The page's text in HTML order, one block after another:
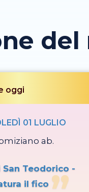
del
oggi
01 LUGLIO
ab.
San Teodorico -
il fico